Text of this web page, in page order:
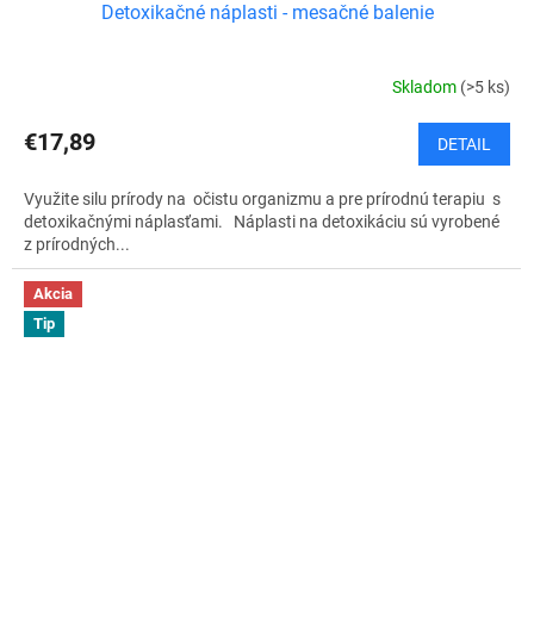
Detoxikačné náplasti - mesačné balenie
Skladom (>5 ks)
€17,89 DETAIL
Využite silu prírody na očistu organizmu a pre prírodnú terapiu s
detoxikačnými náplasťami. Náplasti na detoxikáciu sú vyrobené
z prírodných...
Akcia
Tip